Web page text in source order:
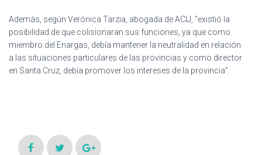
Además, según Verónica Tarzia, abogada de ACIJ, “existió la
posibilidad de que colisionaran sus funciones, ya que como
miembro del Enargas, debía mantener la neutralidad en relación
a las situaciones particulares de las provincias y como director
en Santa Cruz, debía promover los intereses de la provincia”.